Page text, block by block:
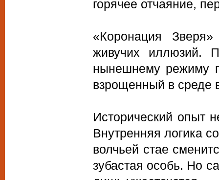
горячее отчаяние,
«Коронация
живучих иллюзий.
нынешнему режиму
взрощенный в среде
Исторический опыт
Внутренняя логика
волчьей стае
зубастая особь. Но